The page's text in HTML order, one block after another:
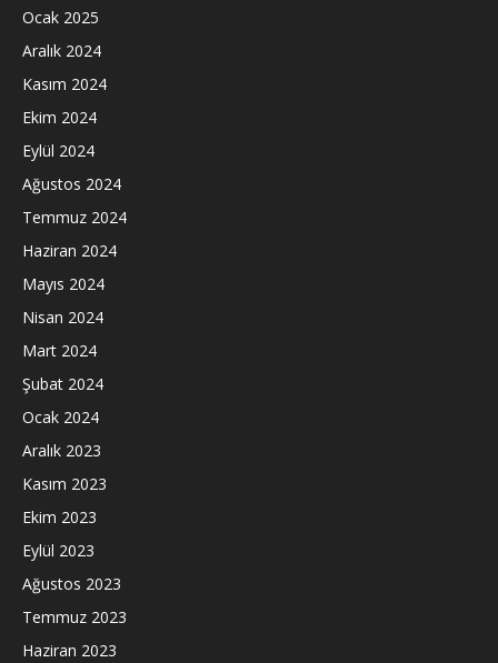
Ocak 2025
Aralık 2024
Kasım 2024
Ekim 2024
Eylül 2024
Ağustos 2024
Temmuz 2024
Haziran 2024
Mayıs 2024
Nisan 2024
Mart 2024
Şubat 2024
Ocak 2024
Aralık 2023
Kasım 2023
Ekim 2023
Eylül 2023
Ağustos 2023
Temmuz 2023
Haziran 2023